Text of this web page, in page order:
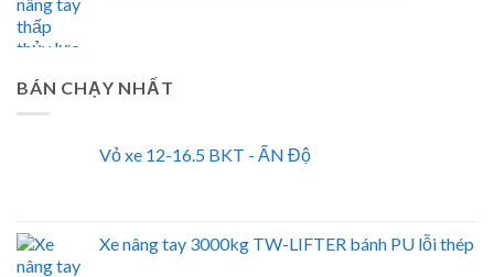
BÁN CHẠY NHẤT
Vỏ xe 12-16.5 BKT - ẤN Độ
Xe nâng tay 3000kg TW-LIFTER bánh PU lỗi thép